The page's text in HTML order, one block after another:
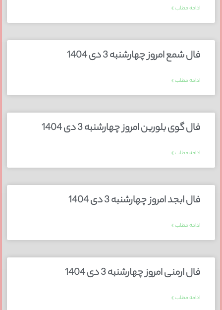
ادامه مطلب »
فال شمع امروز چهارشنبه 3 دی 1404
ادامه مطلب »
فال گوی بلورین امروز چهارشنبه 3 دی 1404
ادامه مطلب »
فال ابجد امروز چهارشنبه 3 دی 1404
ادامه مطلب »
فال ارمنی امروز چهارشنبه 3 دی 1404
ادامه مطلب »